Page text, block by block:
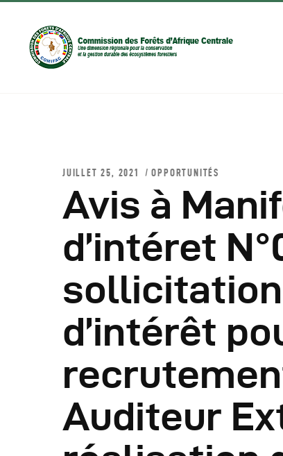
JUILLET 25, 2021 OPPORTUNITÉS
Avis à
d’intéret
d’intérêt
Auditeur